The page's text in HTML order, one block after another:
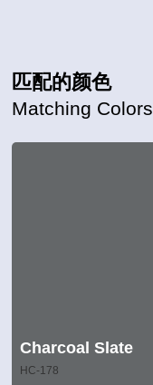
匹配的颜色
Matching Colors
Charcoal Slate
HC-178